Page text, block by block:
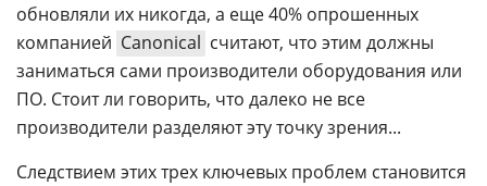
обновляли их никогда, а еще 40% опрошенных
компанией Canonical считают, что этим должны
заниматься сами производители оборудования или
ПО. Стоит ли говорить, что далеко не все
производители разделяют эту точку зрения...
Следствием этих трех ключевых проблем становится